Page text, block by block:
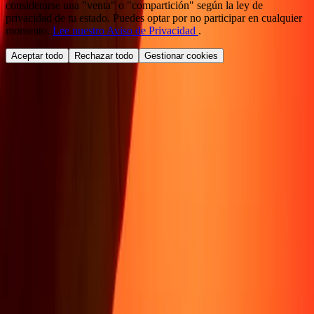
considerarse una "venta" o "compartición" según la ley de
privacidad de tu estado. Puedes optar por no participar en cualquier
momento. Lee nuestro Aviso de Privacidad .
Aceptar todo Rechazar todo Gestionar cookies